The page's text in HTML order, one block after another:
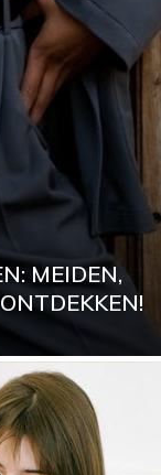
MEIDEN,